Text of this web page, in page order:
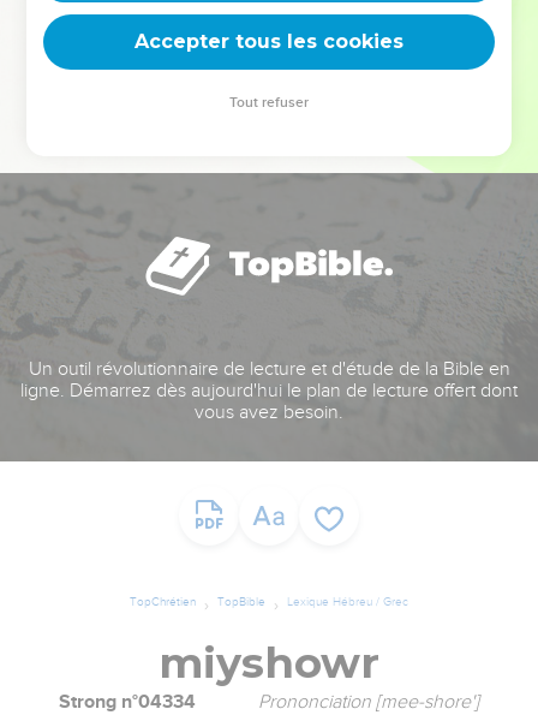
deviennent vos tremplins. Que vous guidiez un ministère, une
équipe, un groupe ou une famille, leur expérience est faite
Un outil révolutionnaire de lecture et d'étude de la Bible en
ligne. Démarrez dès aujourd'hui le plan de lecture offert dont
vous avez besoin.
TopChrétien TopBible Lexique Hébreu / Grec
miyshowr
Strong n°04334 Prononciation [mee-shore']
Accepter tous les cookies
Tout refuser